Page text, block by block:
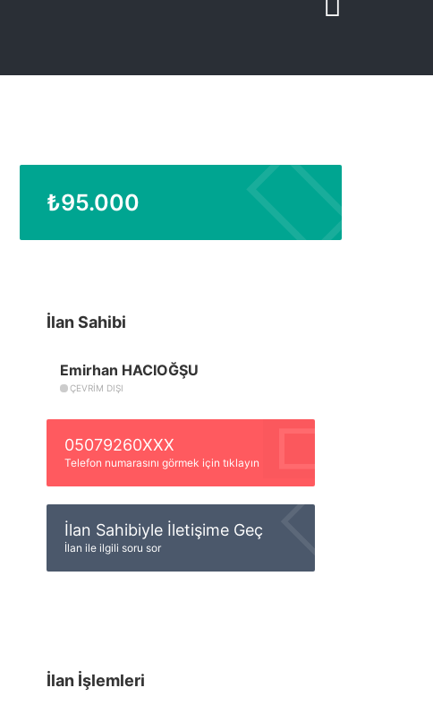
₺95.000
İlan Sahibi
Emirhan HACIOĞŞU
ÇEVRIM DIŞI
05079260XXX
Telefon numarasını görmek için tıklayın
İlan Sahibiyle İletişime Geç
İlan ile ilgili soru sor
İlan İşlemleri